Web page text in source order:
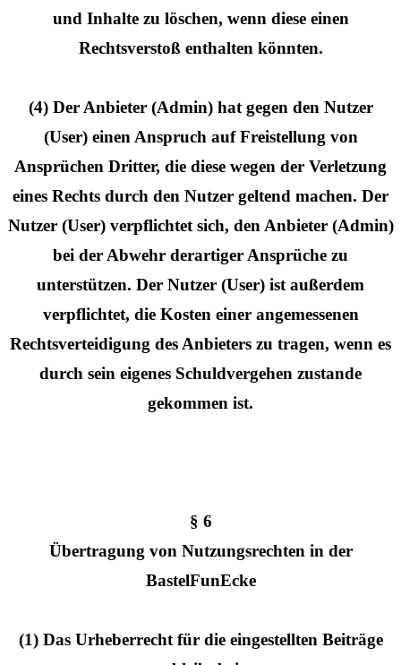
und Inhalte zu löschen, wenn diese einen
Rechtsverstoß enthalten könnten.
(4) Der Anbieter (Admin) hat gegen den Nutzer
(User) einen Anspruch auf Freistellung von
Ansprüchen Dritter, die diese wegen der Verletzung
eines Rechts durch den Nutzer geltend machen. Der
Nutzer (User) verpflichtet sich, den Anbieter (Admin)
bei der Abwehr derartiger Ansprüche zu
unterstützen. Der Nutzer (User) ist außerdem
verpflichtet, die Kosten einer angemessenen
Rechtsverteidigung des Anbieters zu tragen, wenn es
durch sein eigenes Schuldvergehen zustande
gekommen ist.
§ 6
Übertragung von Nutzungsrechten in der
BastelFunEcke
(1) Das Urheberrecht für die eingestellten Beiträge